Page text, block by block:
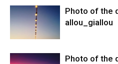
Photo of the
allou_giallou
Photo of the